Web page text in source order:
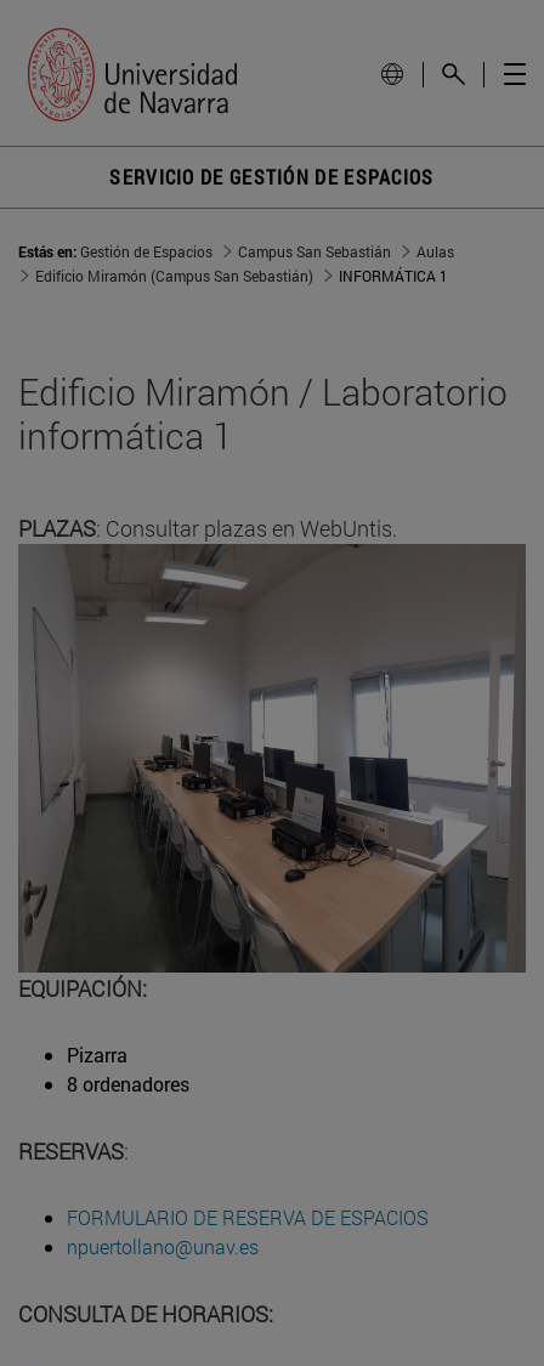
SERVICIO DE GESTIÓN DE ESPACIOS
Estás en:Gestión de Espacios Campus San Sebastián
Aulas
Edificio Miramón (Campus San Sebastián)
INFORMÁTICA 1
Edificio Miramón / Laboratorio
informática 1
PLAZAS: Consultar plazas en WebUntis.
EQUIPACIÓN:
Pizarra
8 ordenadores
RESERVAS:
FORMULARIO DE RESERVA DE ESPACIOS
npuertollano@unav.es
CONSULTA DE HORARIOS: